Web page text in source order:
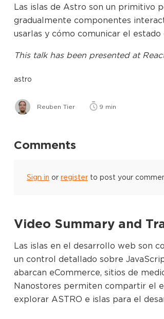
Las islas de Astro son un primitivo
gradualmente componentes
usarlas y cómo comunicar el
This talkhas been presented at
astro
Reuben Tier 9 min
Comments
Sign in or register to post your
Video Summary and
Las islas en el desarrollo web son
un control detallado sobre
abarcan eCommerce, sitios de
Nanostores permiten compartir el
explorar ASTRO e islas para el